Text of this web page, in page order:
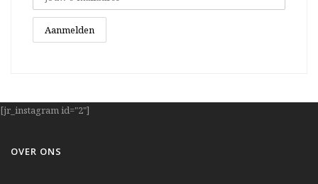
[jr_instagram id="2"]
OVER ONS